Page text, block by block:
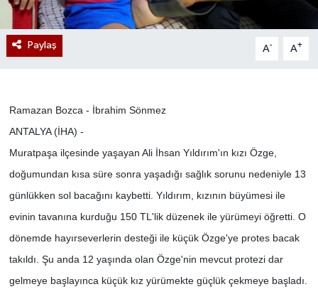
Paylaş A- A+
Ramazan Bozca - İbrahim Sönmez
ANTALYA (İHA) -
Muratpaşa ilçesinde yaşayan Ali İhsan Yıldırım'ın kızı Özge,
doğumundan kısa süre sonra yaşadığı sağlık sorunu nedeniyle 13
günlükken sol bacağını kaybetti. Yıldırım, kızının büyümesi ile
evinin tavanına kurduğu 150 TL'lik düzenek ile yürümeyi öğretti. O
dönemde hayırseverlerin desteği ile küçük Özge'ye protes bacak
takıldı. Şu anda 12 yaşında olan Özge'nin mevcut protezi dar
gelmeye başlayınca küçük kız yürümekte güçlük çekmeye başladı.